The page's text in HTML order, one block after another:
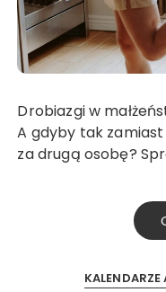
Drobiazgi w małżeństwie potrafią irytować.
A gdyby tak
za drugą osobę?